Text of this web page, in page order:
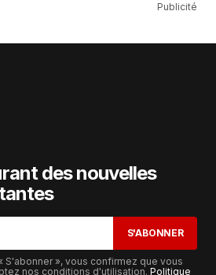
Publicité
des nouvelles
S'ABONNER
S'abonner », vous confirmez que vous
nos conditions d'utilisation. Politique